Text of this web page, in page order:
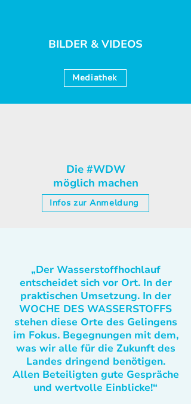
BILDER & VIDEOS
Mediathek
Die #WDW
möglich machen
Infos zur Anmeldung
„Der Wasserstoffhochlauf
entscheidet sich vor Ort. In der
praktischen Umsetzung. In der
WOCHE DES WASSERSTOFFS
stehen diese Orte des Gelingens
im Fokus. Begegnungen mit dem,
was wir alle für die Zukunft des
Landes dringend benötigen.
Allen Beteiligten gute Gespräche
und wertvolle Einblicke!“